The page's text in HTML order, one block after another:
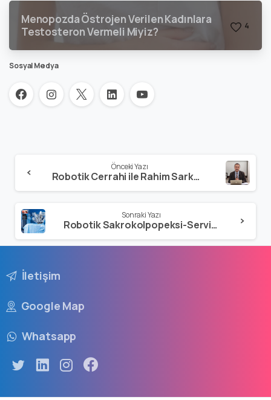
Menopozda Östrojen Verilen Kadınlara
Testosteron Vermeli Miyiz?
4
Sosyal Medya
Önceki Yazı
Robotik Cerrahi ile Rahim Sarkması Düzeltilmesi
Sonraki Yazı
Robotik Sakrokolpopeksi-Servikopeksi
İletişim
Google Map
Whatsapp